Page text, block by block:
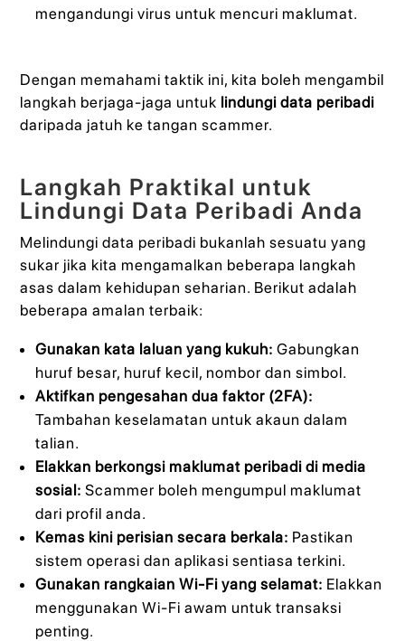
mengandungi virus untuk mencuri maklumat.
Dengan memahami taktik ini, kita boleh mengambil
langkah berjaga-jaga untuk lindungi data peribadi
daripada jatuh ke tangan scammer.
Langkah Praktikal untuk
Lindungi Data Peribadi Anda
Melindungi data peribadi bukanlah sesuatu yang
sukar jika kita mengamalkan beberapa langkah
asas dalam kehidupan seharian. Berikut adalah
beberapa amalan terbaik:
Gunakan kata laluan yang kukuh: Gabungkan
huruf besar, huruf kecil, nombor dan simbol.
Aktifkan pengesahan dua faktor (2FA):
Tambahan keselamatan untuk akaun dalam
talian.
Elakkan berkongsi maklumat peribadi di media
sosial: Scammer boleh mengumpul maklumat
dari profil anda.
Kemas kini perisian secara berkala: Pastikan
sistem operasi dan aplikasi sentiasa terkini.
Gunakan rangkaian Wi-Fi yang selamat: Elakkan
menggunakan Wi-Fi awam untuk transaksi
penting.